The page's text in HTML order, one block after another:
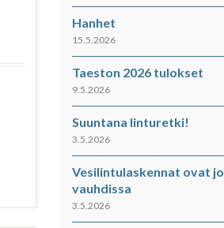
Hanhet
15.5.2026
Taeston 2026 tulokset
9.5.2026
Suuntana linturetki!
3.5.2026
Vesilintulaskennat ovat jo
vauhdissa
3.5.2026